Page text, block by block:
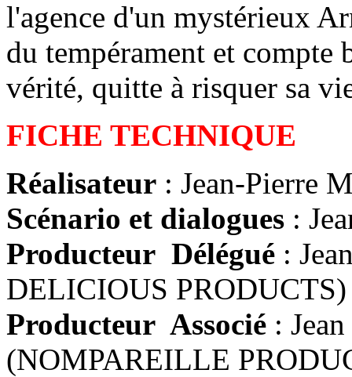
l'agence d'un mystérieux
du tempérament et
vérité, quitte à risquer sa
FICHE TECHNIQUE
Réalisateur : Jean-Pierre
Scénario et dialogues :
Producteur Délégué :
DELICIOUS PRODUCTS)
Producteur Associé :
(NOMPAREILLE